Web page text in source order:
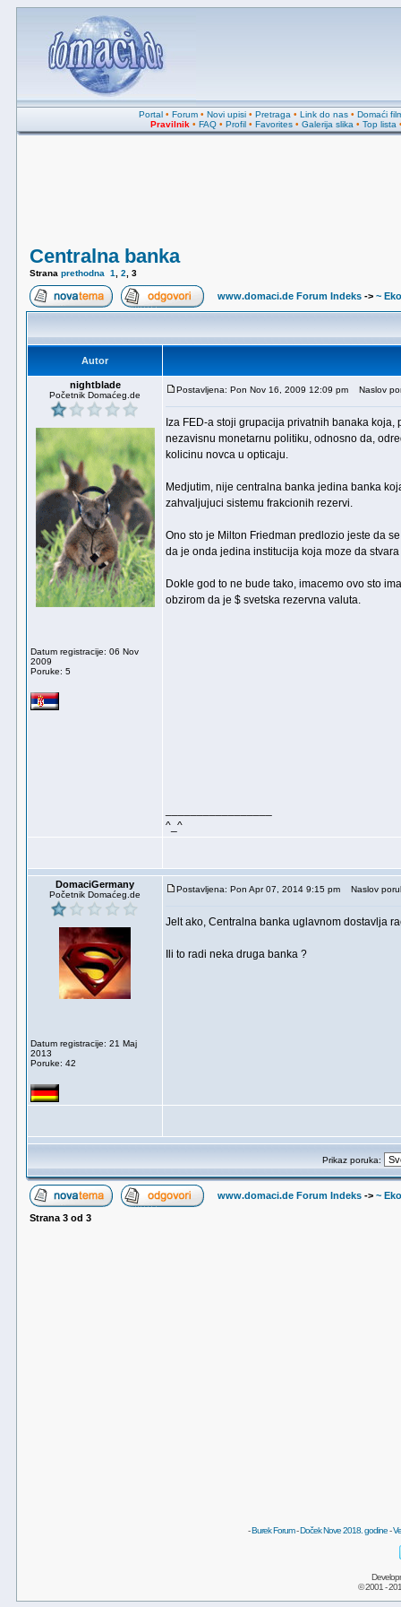
Portal• Forum• Novi upisi• Pretraga • Link do nas• Domaći
Pravilnik • FAQ • Profil • Favorites • Galerija slika • Top lista
Centralna banka
Strana prethodna 1 2 3
www.domaci.de Forum Indeks -> ~
Autor
nightblade
Početnik Domaćeg.de
Datum registracije: 06 Nov
2009
Poruke: 5
Postavljena: Pon Nov 16, 2009 12:09 pm Naslov
Iza FED-a stoji grupacija privatnih banaka
nezavisnu monetarnu politiku, odnosno da,
kolicinu novca u opticaju.
Medjutim, nije centralna banka jedina banka
zahvaljujuci sistemu frakcionih rezervi.
Ono sto je Milton Friedman predlozio jeste da
da je onda jedina institucija koja moze da
Dokle god to ne bude tako, imacemo ovo sto
obzirom da je $ svetska rezervna valuta.
^_^
DomaciGermany
Početnik Domaćeg.de
Datum registracije: 21 Maj
2013
Poruke: 42
Postavljena: Pon Apr 07, 2014 9:15 pm Naslov
Jelt ako, Centralna banka uglavnom dostavlja
Ili to radi neka druga banka ?
Prikaz poruka:
www.domaci.de Forum Indeks -> ~
Strana 3 od 3
-Burek Forum-Doček Nove 2018. godine-
© 2001 -